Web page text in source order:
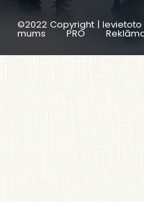
©2022 Copyright |
mums PRO